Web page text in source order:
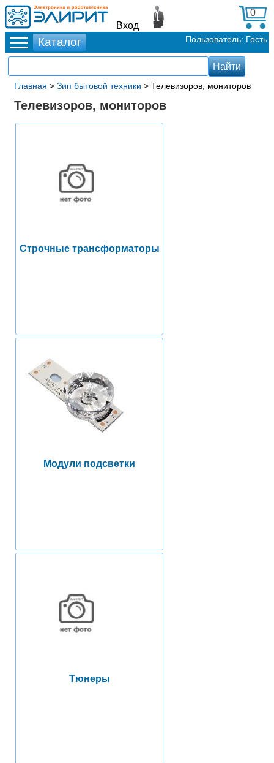
Вход
0
Пользователь: Гость
Главная > Зип бытовой техники > Телевизоров, мониторов
Телевизоров, мониторов
Строчные трансформаторы
Модули подсветки
Тюнеры